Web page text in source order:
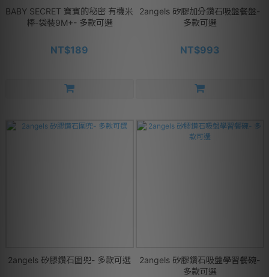
BABY SECRET 寶寶的秘密 有機米
棒-袋裝9M+- 多款可選
NT$189
2angels 矽膠加分鑽石吸盤餐盤-
多款可選
NT$993
2angels 矽膠鑽石圍兜- 多款可選
2angels 矽膠鑽石吸盤學習餐碗-
多款可選